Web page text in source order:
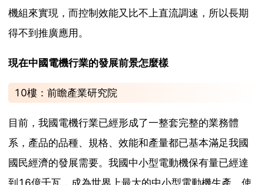
機組來實現，而控制效能又比不上直流調速，所以長期
得不到推廣應用。
現在中國電機行業的發展前景怎麼樣
10樓：前瞻產業研究院
目前，我國電機行業已經形成了一整套完整的業務體
系，產品的品種、規格、效能和產量都已基本滿足我國
國民經濟的發展需要。我國中小型電動機保有量已經達